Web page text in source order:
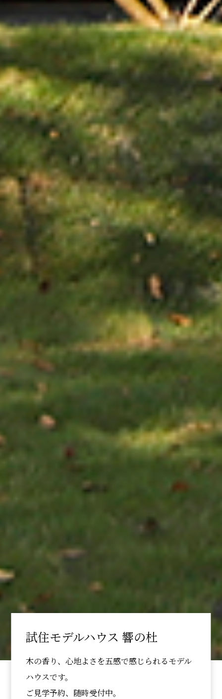
試住モデルハウス 響の杜
木の香り、心地よさを五感で感じられるモデル
ハウスです。
ご見学予約、随時受付中。